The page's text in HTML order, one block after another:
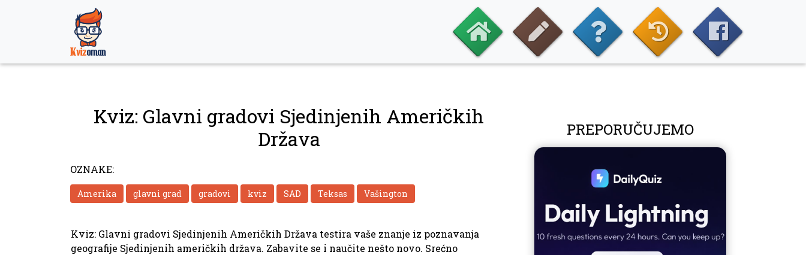
Kviz: Glavni gradovi Sjedinjenih Američkih
Država
OZNAKE:
Amerika glavni grad gradovi kviz SAD Teksas Vašington
Kviz: Glavni gradovi Sjedinjenih Američkih Država testira vaše znanje iz poznavanja
geografije Sjedinjenih američkih država. Zabavite se i naučite nešto novo. Srećno
PREPORUČUJEMO